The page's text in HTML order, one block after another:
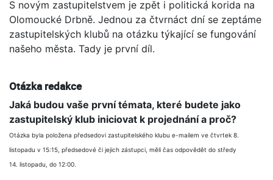
S novým zastupitelstvem je zpět i politická korida na
Olomoucké Drbně. Jednou za čtvrnáct dní se zeptáme
zastupitelských klubů na otázku týkající se fungování
našeho města. Tady je první díl.
Otázka redakce
Jaká budou vaše první témata, které budete jako
zastupitelský klub iniciovat k projednání a proč?
Otázka byla položena předsedovi zastupitelského klubu e-mailem ve čtvrtek 8.
listopadu v 15:15, předsedové či jejich zástupci, měli čas odpovědět do středy
14. listopadu, do 12:00.